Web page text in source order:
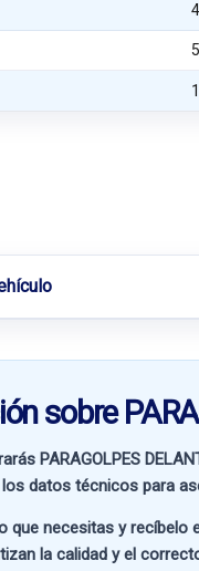
sobre
PARAGOLPES
datos técnicos para
que necesitas y recíbelo
la calidad y el